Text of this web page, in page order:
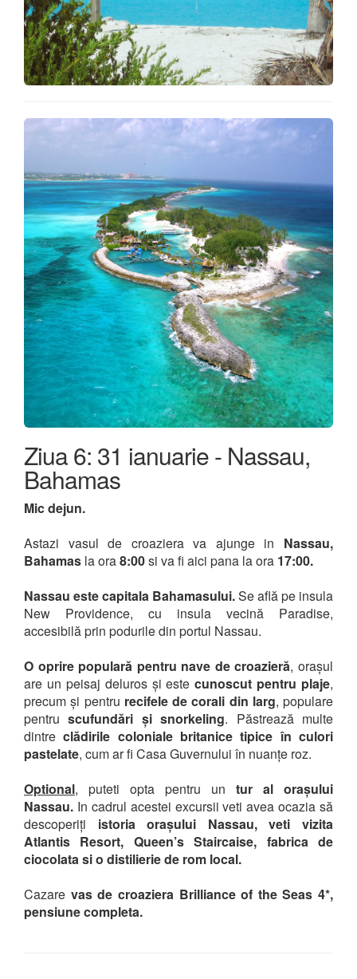
Ziua 6: 31 ianuarie - Nassau,
Bahamas
Mic dejun.
Astazi vasul de croaziera va ajunge in Nassau,
Bahamas la ora8:00si va fi aici pana la ora 17:00.
Nassau este capitala Bahamasului.Se află pe insula
New Providence, cu insula vecină Paradise,
accesibilă prin podurile din portul Nassau.
O oprire populară pentru nave de croazieră, orașul
are un peisaj deluros și estecunoscut pentru plaje,
precum și pentru recifele de corali din larg, populare
pentruscufundări și snorkeling. Păstrează multe
dintreclădirile coloniale britanice tipice în culori
pastelate, cum ar fi Casa Guvernului în nuanțe roz.
Optional, puteti opta pentru un tur al orașului
Nassau. In cadrul acestei excursii veti avea ocazia să
descoperiți istoria orașului Nassau, veti vizita
Atlantis Resort, Queen’s Staircaise, fabrica de
ciocolata si o distilierie de rom local.
Cazare vas de croaziera Brilliance of the Seas 4*,
pensiune completa.